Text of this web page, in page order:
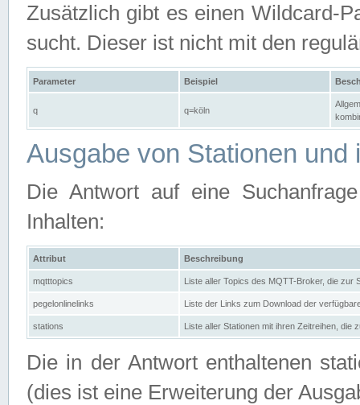
Zusätzlich gibt es einen Wildcard-
sucht. Dieser ist nicht mit den
Parameter Beispiel
q q=köln
Ausgabe von Stationen und
Die Antwort auf eine
Inhalten:
Attribut Beschreibung
mqtttopics Liste aller Topics des MQTT-Broker, die zur
pegelonlinelinks Liste der Links zum Download der
stations Liste aller Stationen mit ihren Zeitreihen, die
Die in der Antwort enthaltenen
(dies ist eine Erweiterung der